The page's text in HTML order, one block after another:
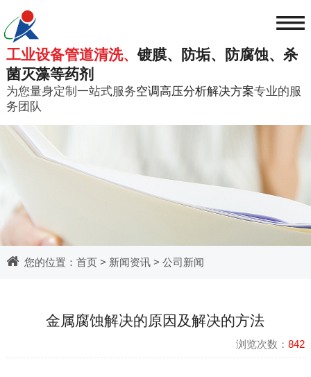
工业设备管道清洗、镀膜、防垢、防腐蚀、杀
菌灭藻等药剂
为您量身定制一站式服务空调高压分析解决方案专业的服
务团队
≡
您的位置： 首页> 新闻资讯 > 公司新闻
金属腐蚀解决的原因及解决的方法
浏览次数：842